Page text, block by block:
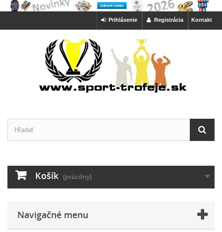
Kontakt
Registrácia
Prihlásenie
Košík (prázdny)
Navigačné menu